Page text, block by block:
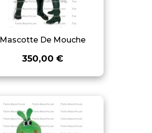
Mascotte De Mouche
350,00 €